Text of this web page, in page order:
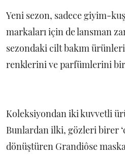
Yeni sezon, sadece giyim-
markaları için de lansman
sezondaki cilt bakım
renklerini ve parfümlerini
Koleksiyondan iki kuvvetli
Bunlardan ilki, gözleri birer
dönüştüren Grandiôse